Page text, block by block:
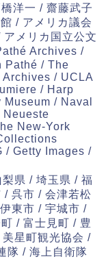
洋一 / 齋藤武子
/ アメリカ議会
メリカ国立公文
Archives /
Pathé / The
/ UCLA
/ Harp
/ Naval
Neueste
New-York
/ Getty Images /
県 / 埼玉県 / 福
/ 呉市 / 会津若松
東市 / 宇城市 /
/ 富士見町 / 豊
星町観光協会 /
隊 / 海上自衛隊